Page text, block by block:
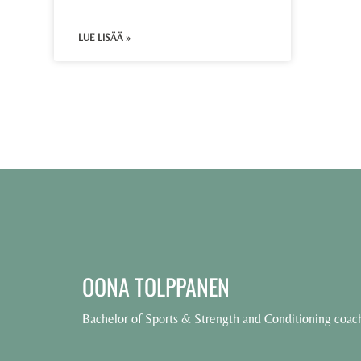
LUE LISÄÄ »
OONA TOLPPANEN
Bachelor of Sports & Strength and Conditioning